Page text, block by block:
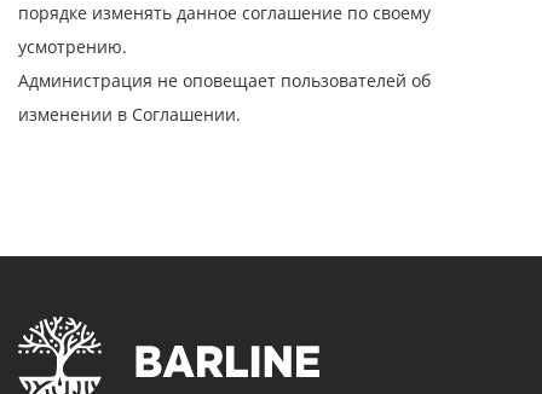
порядке изменять данное соглашение по своему
усмотрению.
Администрация не оповещает пользователей об
изменении в Соглашении.